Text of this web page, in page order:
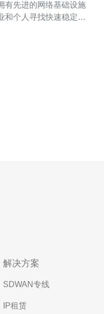
有先进的网络基础设施
和个人寻找快速稳定网
络连接，为用户提供
解决方案
SDWAN专线
IP租赁